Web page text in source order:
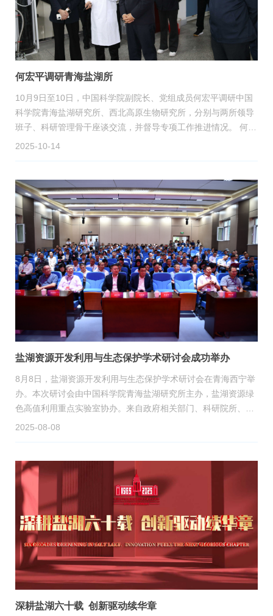
何宏平调研青海盐湖所
10月9日至10日，中国科学院副院长、党组成员何宏平调研中国
科学院青海盐湖研究所、西北高原生物研究所，分别与两所领导
班子、科研管理骨干座谈交流，并督导专项工作推进情况。 何宏
平实地调研了研究所重要科研平台，与一线科研人员深入交流，
2025-10-14
盐湖资源开发利用与生态保护学术研讨会成功举办
8月8日，盐湖资源开发利用与生态保护学术研讨会在青海西宁举
办。本次研讨会由中国科学院青海盐湖研究所主办，盐湖资源绿
色高值利用重点实验室协办。来自政府相关部门、科研院所、高
校及企业的200余名代表齐聚一堂，通过学术研讨共话盐湖资源
2025-08-08
深耕盐湖六十载 创新驱动续华章